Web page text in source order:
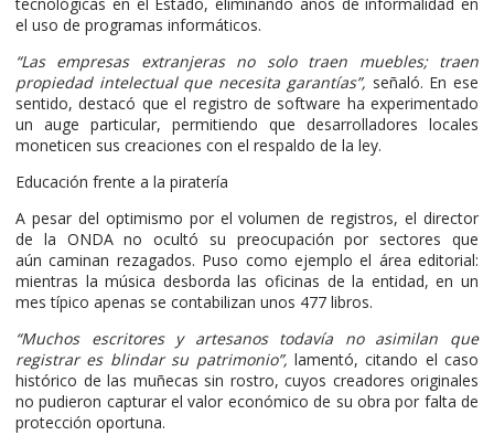
el uso de programas informáticos.
“Las empresas extranjeras no solo traen muebles; traen
propiedad intelectual que necesita garantías”, señaló. En ese
sentido, destacó que el registro de software ha experimentado
un auge particular, permitiendo que desarrolladores locales
moneticen sus creaciones con el respaldo de la ley.
Educación frente a la piratería
A pesar del optimismo por el volumen de registros, el director
de la ONDA no ocultó su preocupación por sectores que
aún caminan rezagados. Puso como ejemplo el área editorial:
mientras la música desborda las oficinas de la entidad, en un
mes típico apenas se contabilizan unos 477 libros.
“Muchos escritores y artesanos todavía no asimilan que
registrar es blindar su patrimonio”, lamentó, citando el caso
histórico de las muñecas sin rostro, cuyos creadores originales
no pudieron capturar el valor económico de su obra por falta de
protección oportuna.